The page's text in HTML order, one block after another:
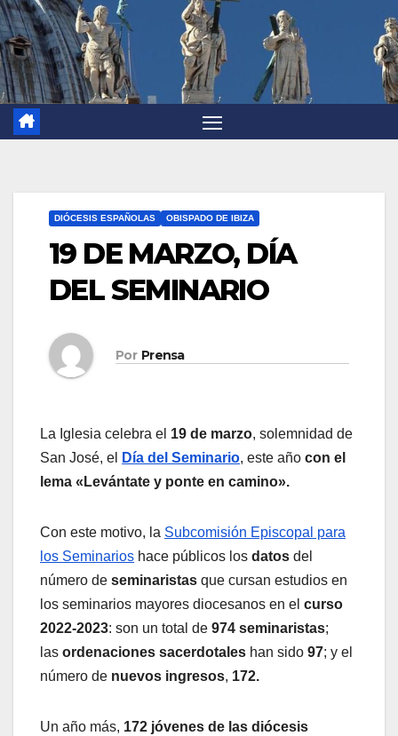
DIÓCESIS ESPAÑOLAS OBISPADO DE IBIZA
19 DE MARZO, DÍA
DEL SEMINARIO
Por Prensa
La Iglesia celebra el 19 de marzo, solemnidad de
San José, el
Día del Seminario, este año con el
lema «Levántate y ponte en camino».
Con este motivo, la Subcomisión Episcopal para
los Seminarios hace públicos los datos del
número de seminaristas que cursan estudios en
los seminarios mayores diocesanos en el curso
2022-2023: son un total de 974 seminaristas;
las ordenaciones sacerdotales han sido 97; y el
número de nuevos ingresos, 172.
Un año más, 172 jóvenes de las diócesis